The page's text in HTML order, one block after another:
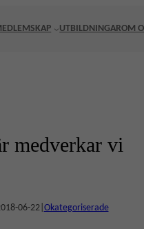
UTBILDNINGAROM
medverkar vi
06-22| Okategoriserade